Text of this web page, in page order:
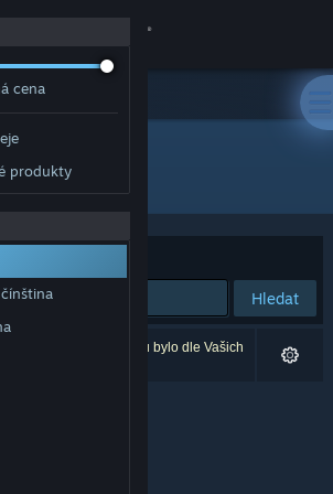
Steam
cena
produkty
Hledat
0 výsledků. 3 produktů bylo dle Vašich
vyhledávání.